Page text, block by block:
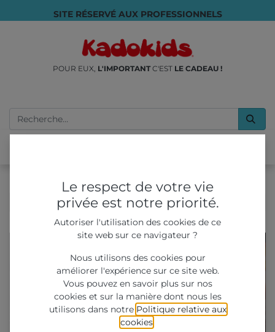
SITE RÉSERVÉ AUX PROFESSIONNELS
POUR EUX, L'IMPORTANTC'EST LE CADEAU !
(6 trouvés)
Le respect de votre vie
privée est notre priorité.
Autoriser l'utilisation des cookies de ce
site web sur ce navigateur ?
Nous utilisons des cookies pour
améliorer l'expérience sur ce site web.
Vous pouvez en savoir plus sur nos
cookies et sur la manière dont nous les
utilisons dans notre Politique relative aux
cookies